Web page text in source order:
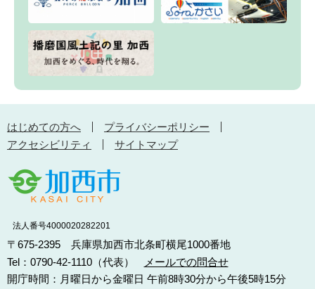
はじめての方へ
プライバシーポリシー
アクセシビリティ
サイトマップ
法人番号4000020282201
〒675-2395 兵庫県加西市北条町横尾1000番地
Tel：0790-42-1110（代表）
メールでの問合せ
開庁時間：月曜日から金曜日 午前8時30分から午後5時15分